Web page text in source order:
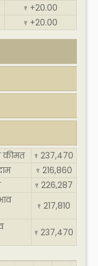
₹ +20.00
₹ +20.00
कीमत
₹ 237,470
₹ 216,860
₹ 226,287
₹ 217,810
₹ 237,470